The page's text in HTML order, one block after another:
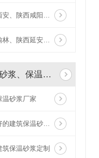
陕西西安、陕西咸阳厂家供应,厂家直供发泡水泥保温板
陕西榆林、陕西延安厂家供应,厂家直供发泡水泥保温板
保温砂浆、保温钉、网格布
温砂浆厂家
陕西好的建筑保温砂浆定制
筑保温砂浆定制